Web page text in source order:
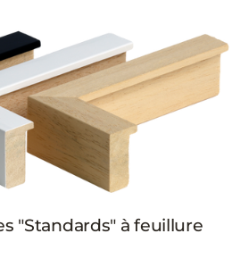
"Standards" à feuillure